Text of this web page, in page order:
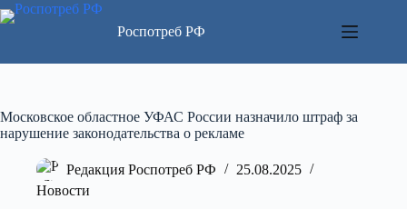
Перейти
к
Роспотреб РФ
Московское областное УФАС России назначило штраф за
нарушение законодательства о рекламе
Редакция Роспотреб РФ
25.08.2025
Новости